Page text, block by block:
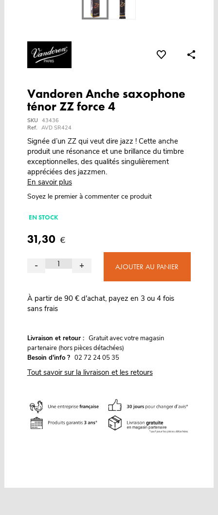
Vandoren Anche saxophone
ténor ZZ force 4
SKU 43436
Ref. AVD SR424
Signée d’un ZZ qui veut dire jazz ! Cette anche
produit une résonance et une brillance du timbre
exceptionnelles, des qualités singulièrement
appréciées des jazzmen.
En savoir plus
Soyez le premier à commenter ce produit
EN STOCK
31,30 €
- + AJOUTER AU PANIER
À partir de 90 € d'achat, payez en 3 ou 4 fois
sans frais
Livraison et retour : Gratuit avec votre magasin
partenaire (hors pièces détachées)
Besoin d'info ? 02 72 24 05 35
Tout savoir sur la livraison et les retours